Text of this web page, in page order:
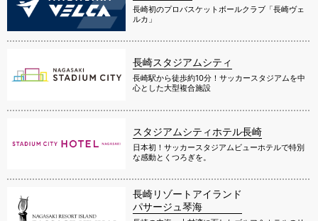
長崎初のプロバスケットボールクラブ「長崎ヴェ
ルカ」
長崎スタジアムシティ
長崎駅から徒歩約10分！サッカースタジアムを中
心とした大型複合施設
スタジアムシティホテル長崎
日本初！サッカースタジアムビューホテルで特別
な感動とくつろぎを。
長崎リゾートアイランド
パサージュ琴海